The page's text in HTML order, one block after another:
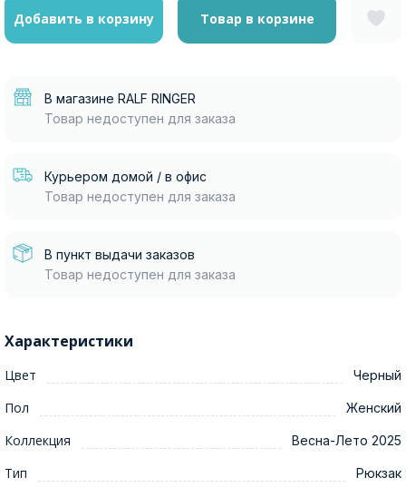
Добавить в корзину Товар в корзине
В магазине RALF RINGER
Товар недоступен для заказа
Курьером домой / в офис
Товар недоступен для заказа
В пункт выдачи заказов
Товар недоступен для заказа
Характеристики
Цвет Черный
Пол Женский
Коллекция Весна-Лето 2025
Тип Рюкзак